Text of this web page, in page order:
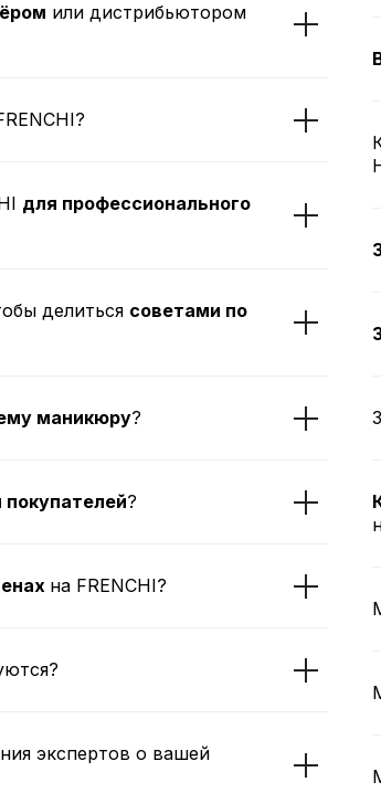
или дистрибьютором
для профессионального
делиться советами по
маникюру?
?
на FRENCHI?
экспертов о вашей